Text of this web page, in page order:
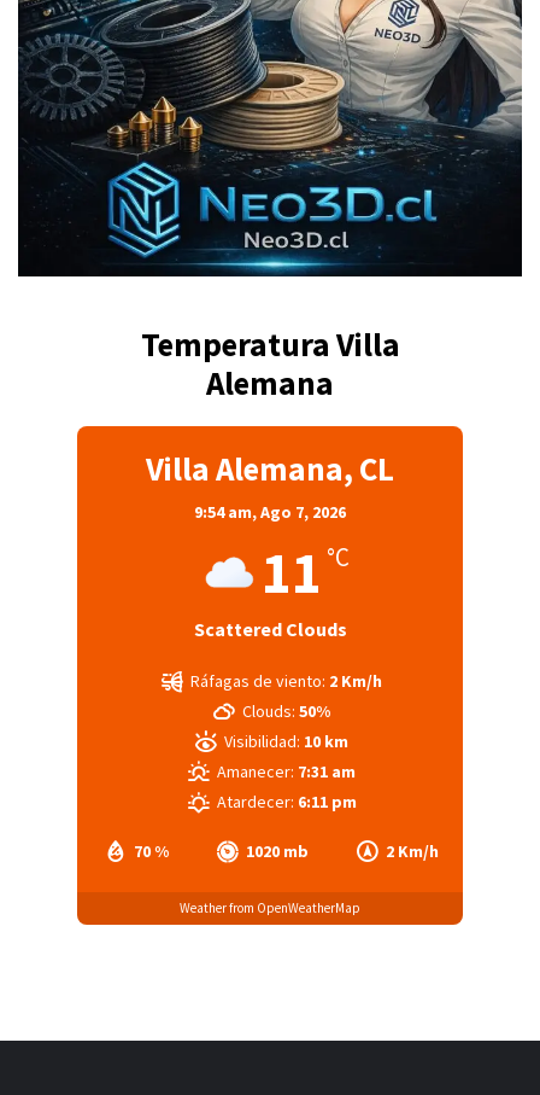
Temperatura Villa
Alemana
Villa Alemana, CL
9:54 am,Ago 7, 2026
11 °C
Scattered Clouds
70 % 1020 mb 2 Km/h
Ráfagas de viento: 2 Km/h
Clouds: 50%
Visibilidad: 10 km
Amanecer: 7:31 am
Atardecer: 6:11 pm
Weather from OpenWeatherMap